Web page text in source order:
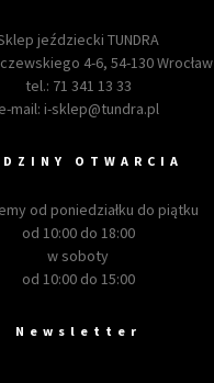
jeździecki TUNDRA
4-6, 54-130 Wrocław
tel.: 71 341 13 33
e-mail: i-sklep@tundra.pl
OTWARCIA
od poniedziałku do piątku
od 10:00 do 18:00
w soboty
od 10:00 do 15:00
Newsletter